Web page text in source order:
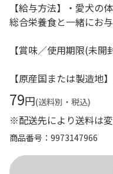
【給与方法】・愛犬の
総合栄養食と一緒にお与
【賞味／使用期限(未開
【原産国または製造地
79円(送料別・税込)
※配送先により送料は変
商品番号 9973147966